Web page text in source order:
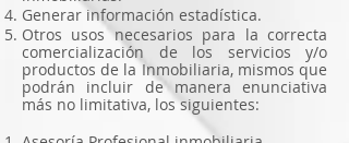
Generar información estadística.
Otros usos necesarios para la correcta
comercialización de los servicios y/o
productos de la Inmobiliaria, mismos que
podrán incluir de manera enunciativa
más no limitativa, los siguientes: